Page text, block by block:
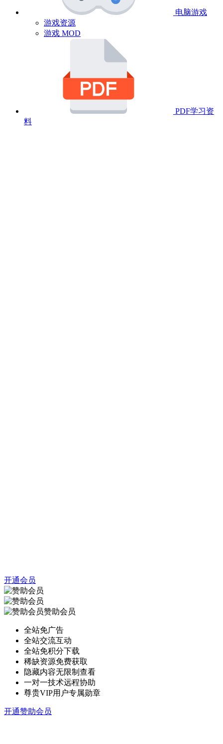
电脑游戏
游戏资源
游戏 MOD
PDF学习资
料
开通会员
赞助会员
全站免广告
全站交流互动
全站免积分下载
稀缺资源免费获取
隐藏内容无限制查看
一对一技术远程协助
尊贵VIP用户专属勋章
开通赞助会员